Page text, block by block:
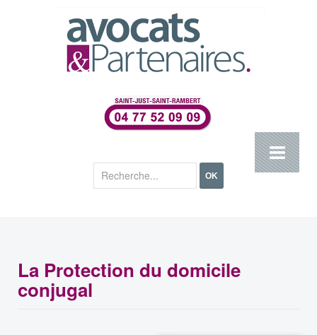
OK
La Protection du domicile
conjugal